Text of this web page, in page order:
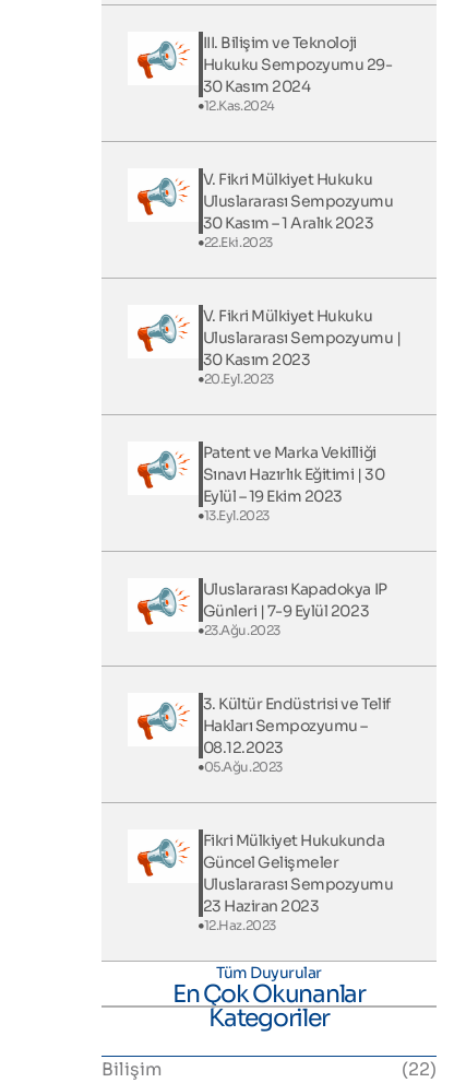
III. Bilişim ve Teknoloji
Hukuku Sempozyumu 29-
30 Kasım 2024
12.Kas.2024
V. Fikri Mülkiyet Hukuku
Uluslararası Sempozyumu
30 Kasım – 1 Aralık 2023
22.Eki.2023
V. Fikri Mülkiyet Hukuku
Uluslararası Sempozyumu |
30 Kasım 2023
20.Eyl.2023
Patent ve Marka Vekilliği
Sınavı Hazırlık Eğitimi | 30
Eylül – 19 Ekim 2023
13.Eyl.2023
Uluslararası Kapadokya IP
Günleri​ | 7-9 Eylül 2023
23.Ağu.2023
3. Kültür Endüstrisi ve Telif
Hakları Sempozyumu –
08.12.2023
05.Ağu.2023
Fikri Mülkiyet Hukukunda
Güncel Gelişmeler
Uluslararası Sempozyumu
23 Haziran 2023
12.Haz.2023
Tüm Duyurular
En Çok Okunanlar
Kategoriler
Bilişim
(22)